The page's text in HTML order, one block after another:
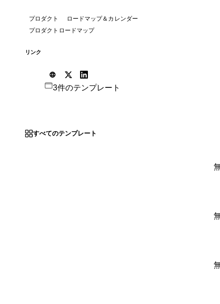
プロダクト
ロードマップ＆カレンダー
プロダクトロードマップ
リンク
3件のテンプレート
すべてのテンプレート